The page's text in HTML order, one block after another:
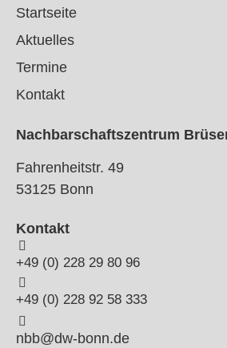
Startseite
Aktuelles
Termine
Kontakt
Nachbarschaftszentrum
Fahrenheitstr. 49
53125 Bonn
Kontakt
+49 (0) 228 29 80 96
+49 (0) 228 92 58 333
nbb@dw-bonn.de